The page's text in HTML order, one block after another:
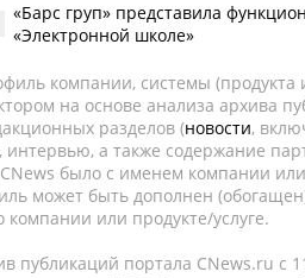
«Барс груп» представила
«Электронной школе»
компании, системы (продукта
на основе анализа архива
разделов (новости,
а также содержание
было с именем компании
может быть дополнен
компании или продукте/услуге.
публикаций портала CNews.ru c